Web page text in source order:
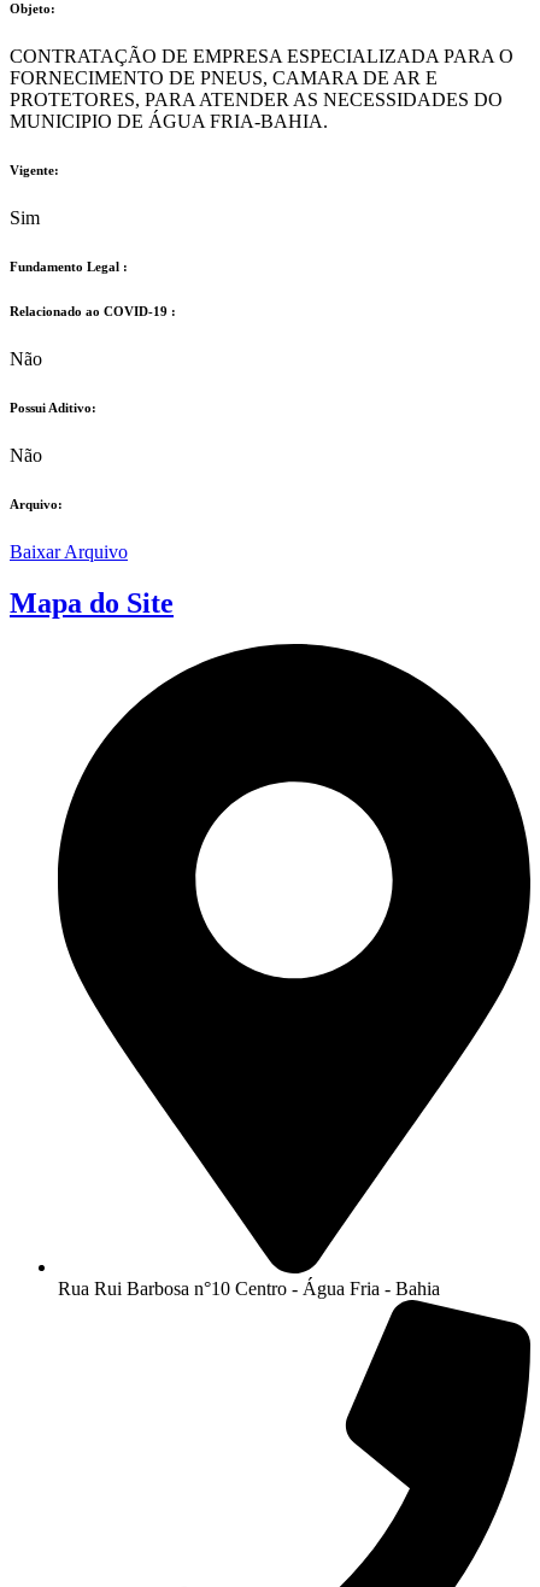
Objeto:
CONTRATAÇÃO DE EMPRESA ESPECIALIZADA PARA O
FORNECIMENTO DE PNEUS, CAMARA DE AR E
PROTETORES, PARA ATENDER AS NECESSIDADES DO
MUNICIPIO DE ÁGUA FRIA-BAHIA.
Vigente:
Sim
Fundamento Legal :​
Relacionado ao COVID-19 :​
Não
Possui Aditivo:​
Não
Arquivo:
Baixar Arquivo
Mapa do Site
Rua Rui Barbosa n°10 Centro - Água Fria - Bahia